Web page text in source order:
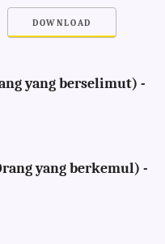
DOWNLOAD